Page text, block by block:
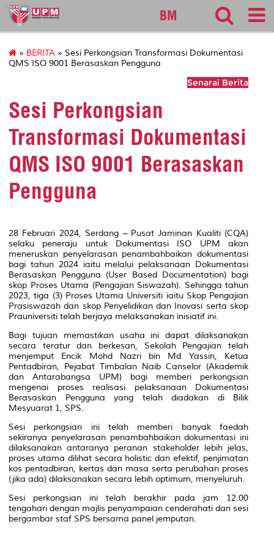
sgs
BM
» BERITA » Sesi Perkongsian Transformasi Dokumentasi
QMS ISO 9001 Berasaskan Pengguna
Senarai Berita
Sesi Perkongsian
Transformasi Dokumentasi
QMS ISO 9001 Berasaskan
Pengguna
28 Februari 2024, Serdang – Pusat Jaminan Kualiti (CQA)
selaku peneraju untuk Dokumentasi ISO UPM akan
meneruskan penyelarasan penambahbaikan dokumentasi
bagi tahun 2024 iaitu melalui pelaksanaan Dokumentasi
Berasaskan Pengguna (User Based Documentation) bagi
skop Proses Utama (Pengajian Siswazah). Sehingga tahun
2023, tiga (3) Proses Utama Universiti iaitu Skop Pengajian
Prasiswazah dan skop Penyelidikan dan Inovasi serta skop
Prauniversiti telah berjaya melaksanakan inisiatif ini.
Bagi tujuan memastikan usaha ini dapat dilaksanakan
secara teratur dan berkesan, Sekolah Pengajian telah
menjemput Encik Mohd Nazri bin Md Yassin, Ketua
Pentadbiran, Pejabat Timbalan Naib Canselor (Akademik
dan Antarabangsa UPM) bagi memberi perkongsian
mengenai proses realisasi pelaksanaan Dokumentasi
Berasaskan Pengguna yang telah diadakan di Bilik
Mesyuarat 1, SPS.
Sesi perkongsian ini telah memberi banyak faedah
sekiranya penyelarasan penambahbaikan dokumentasi ini
dilaksanakan antaranya peranan stakeholder lebih jelas,
proses utama dilihat secara holistic dan efektif, penjimatan
kos pentadbiran, kertas dan masa serta perubahan proses
(jika ada) dilaksanakan secara lebih optimum, menyeluruh.
Sesi perkongsian ini telah berakhir pada jam 12.00
tengahari dengan majlis penyampaian cenderahati dan sesi
bergambar staf SPS bersama panel jemputan.